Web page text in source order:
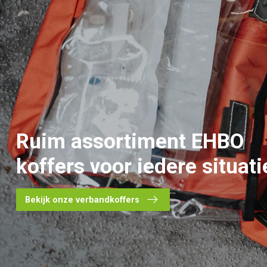
Ruim assortiment EHBO
koffersvoor iedere
Bekijk onze verbandkoffers